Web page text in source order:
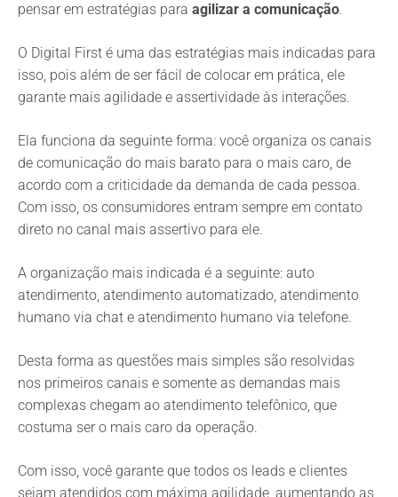
pensar em estratégias para agilizar a comunicação.
O Digital First é uma das estratégias mais indicadas para
isso, pois além de ser fácil de colocar em prática, ele
garante mais agilidade e assertividade às interações.
Ela funciona da seguinte forma: você organiza os canais
de comunicação do mais barato para o mais caro, de
acordo com a criticidade da demanda de cada pessoa.
Com isso, os consumidores entram sempre em contato
direto no canal mais assertivo para ele.
A organização mais indicada é a seguinte: auto
atendimento, atendimento automatizado, atendimento
humano via chat e atendimento humano via telefone.
Desta forma as questões mais simples são resolvidas
nos primeiros canais e somente as demandas mais
complexas chegam ao atendimento telefônico, que
costuma ser o mais caro da operação.
Com isso, você garante que todos os leads e clientes
sejam atendidos com máxima agilidade, aumentando as